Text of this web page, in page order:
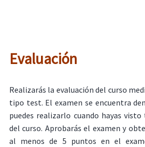
Evaluación
Realizarás la evaluación del curso
tipo test. El examen se encuentra
puedes realizarlo cuando hayas
del curso. Aprobarás el examen y
al menos de 5 puntos en el